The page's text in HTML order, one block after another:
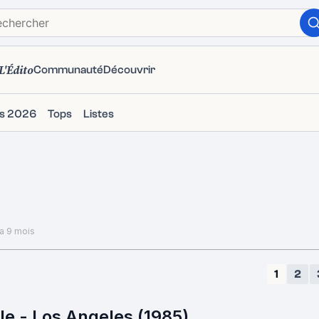
CommunautéDécouvrir
2026 Tops Listes
9 mois
1 2